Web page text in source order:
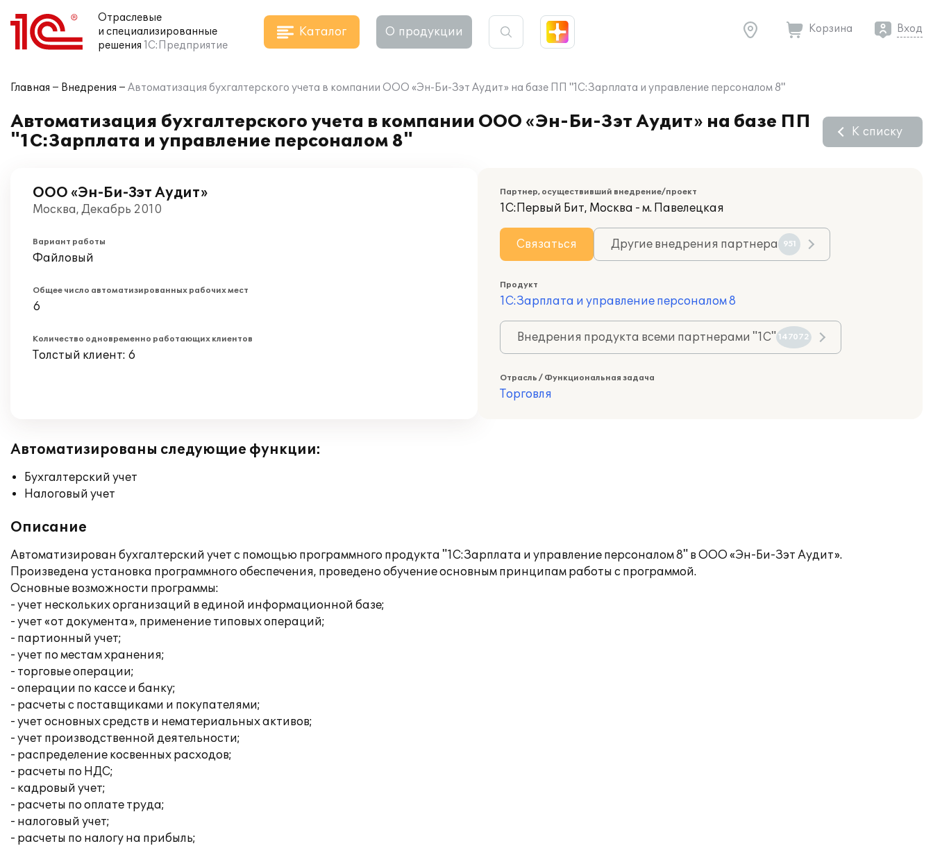
Отраслевые
и специализированные
решения 1С:Предприятие
Каталог О продукции Корзина Вход
Главная Внедрения Автоматизация бухгалтерского учета в компании ООО «Эн-Би-Зэт Аудит» на базе ПП "1С:Зарплата и управление персоналом 8"
Автоматизация бухгалтерского учета в компании ООО «Эн-Би-Зэт Аудит» на базе ПП
"1С:Зарплата и управление персоналом 8"
К списку
ООО «Эн-Би-Зэт Аудит»
Москва, Декабрь 2010
Вариант работы
Файловый
Общее число автоматизированных рабочих мест
6
Количество одновременно работающих клиентов
Толстый клиент: 6
Партнер, осуществивший внедрение/проект
1С:Первый Бит, Москва - м. Павелецкая
Связаться Другие внедрения партнера 951
Продукт
1С:Зарплата и управление персоналом 8
Внедрения продукта всеми партнерами "1С" 147072
Отрасль / Функциональная задача
Торговля
Автоматизированы следующие функции:
Бухгалтерский учет
Налоговый учет
Описание
Автоматизирован бухгалтерский учет с помощью программного продукта "1С:Зарплата и управление персоналом 8" в ООО «Эн-Би-Зэт Аудит».
Произведена установка программного обеспечения, проведено обучение основным принципам работы с программой.
Основные возможности программы:
- учет нескольких организаций в единой информационной базе;
- учет «от документа», применение типовых операций;
- партионный учет;
- учет по местам хранения;
- торговые операции;
- операции по кассе и банку;
- расчеты с поставщиками и покупателями;
- учет основных средств и нематериальных активов;
- учет производственной деятельности;
- распределение косвенных расходов;
- расчеты по НДС;
- кадровый учет;
- расчеты по оплате труда;
- налоговый учет;
- расчеты по налогу на прибыль;